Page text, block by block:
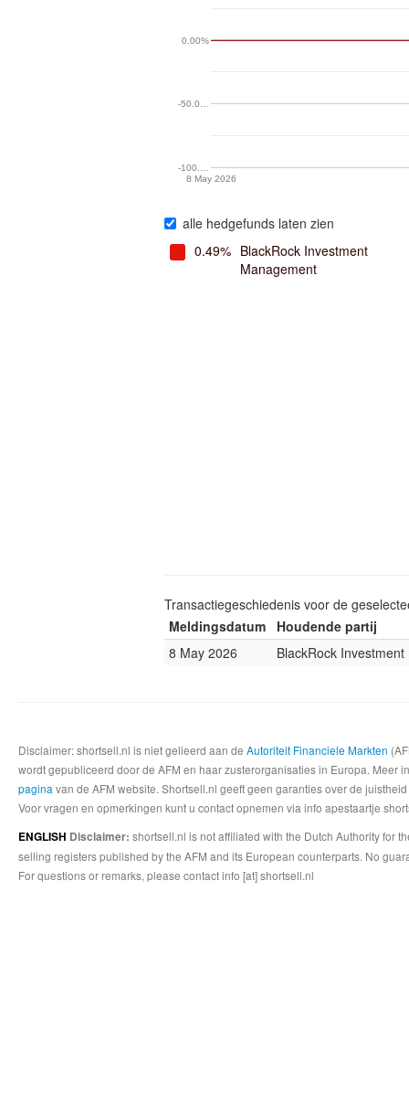
8 May 2026
-100.…
-50.0…
0.00%
alle hedgefunds laten zien
0.49% BlackRock Investment
Management
Transactiegeschiedenis voor de
Meldingsdatum
Houdende partij
8 May 2026
BlackRock
Disclaimer: shortsell.nl is niet gelieerd aan de Autoriteit Financiele Markten
wordt gepubliceerd door de AFM en haar zusterorganisaties in Europa.
pagina van de AFM website. Shortsell.nl geeft geen garanties over de
Voor vragen en opmerkingen kunt u contact opnemen via info apestaartje
ENGLISH Disclaimer: shortsell.nl is not affiliated with the Dutch Authority for
selling registers published by the AFM and its European counterparts. No
For questions or remarks, please contact info [at] shortsell.nl